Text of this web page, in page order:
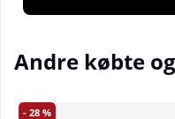
Kreatin er et naturligt
men får det også
vigtig kilde. Kreatin
værdifuldt, hvis man
Andre købte
28